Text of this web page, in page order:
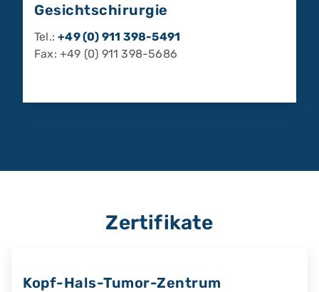
Gesichtschirurgie
Tel.:+49 (0) 911 398-5491
Fax: +49 (0) 911 398-5686
Zertifikate
Kopf-Hals-Tumor-Zentrum